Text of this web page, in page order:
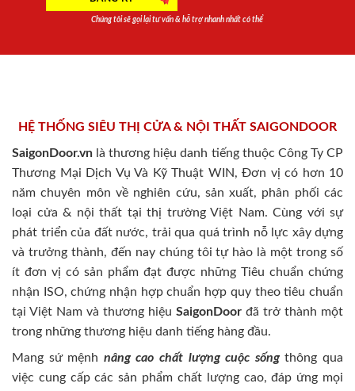
Chúng tôi sẽ gọi lại tư vấn & hỗ trợ nhanh nhất có thể
HỆ THỐNG SIÊU THỊ CỬA & NỘI THẤT SAIGONDOOR
SaigonDoor.vn là thương hiệu danh tiếng thuộc Công Ty CP
Thương Mại Dịch Vụ Và Kỹ Thuật WIN, Đơn vị có hơn 10
năm chuyên môn về nghiên cứu, sản xuất, phân phối các
loại cửa & nội thất tại thị trường Việt Nam. Cùng với sự
phát triển của đất nước, trải qua quá trình nỗ lực xây dựng
và trưởng thành, đến nay chúng tôi tự hào là một trong số
ít đơn vị có sản phẩm đạt được những Tiêu chuẩn chứng
nhận ISO, chứng nhận hợp chuẩn hợp quy theo tiêu chuẩn
tại Việt Nam và thương hiệu SaigonDoor đã trở thành một
trong những thương hiệu danh tiếng hàng đầu.
Mang sứ mệnh nâng cao chất lượng cuộc sốngthông qua
việc cung cấp các sản phẩm chất lượng cao, đáp ứng mọi